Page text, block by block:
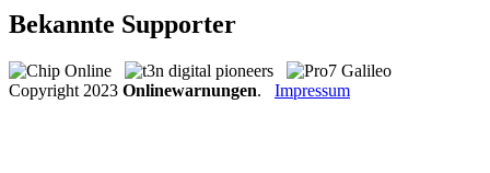
Bekannte Supporter
Copyright 2023 Onlinewarnungen. Impressum